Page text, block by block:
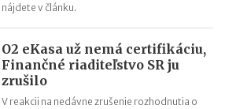
nájdete v článku.
O2 eKasa už nemá certifikáciu,
Finančné riaditeľstvo SR ju
zrušilo
V reakcii na nedávne zrušenie rozhodnutia o